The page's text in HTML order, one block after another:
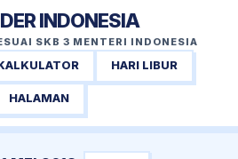
INDONESIA
SKB 3 MENTERI INDONESIA
HARI LIBUR
HALAMAN